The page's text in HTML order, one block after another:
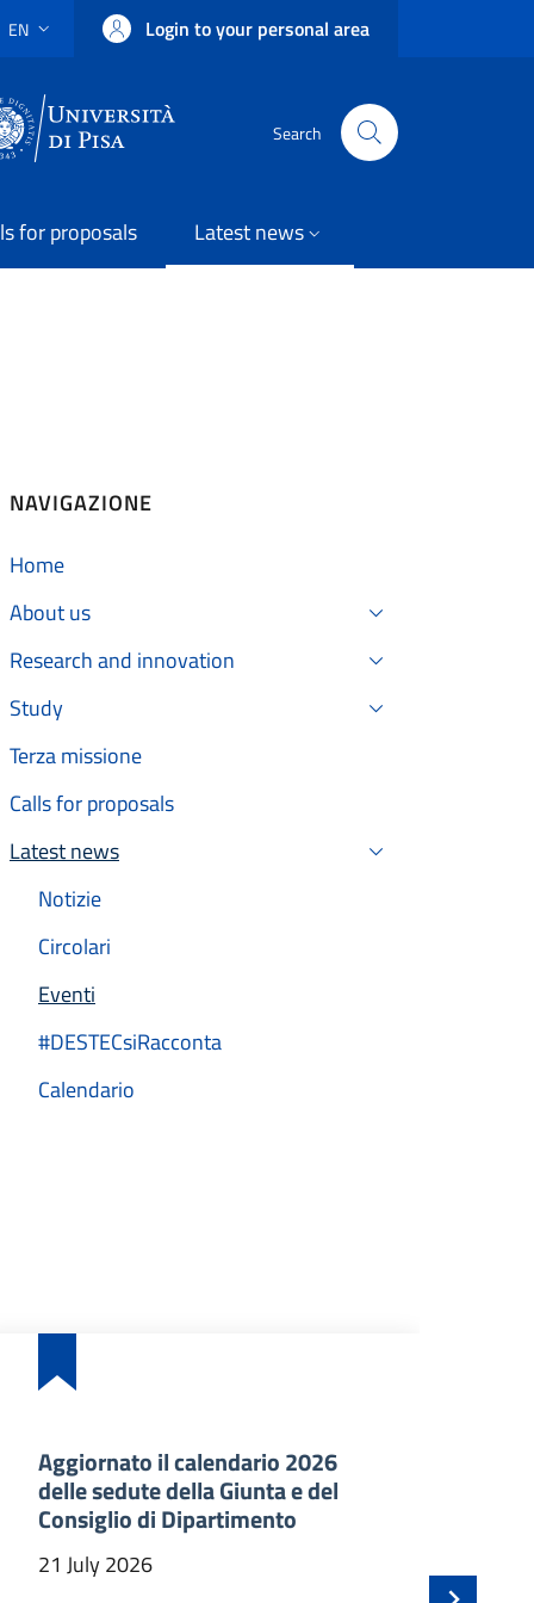
LANGUAGE SWITCHER: CURRENT LANGUAGE
EN
Login to your personal area
Search
for proposals Latest news
NAVIGAZIONE
Home
About us
Research and innovation
Study
Terza missione
Calls for proposals
Latest news
Active
Notizie
Circolari
Eventi
#DESTECsiRacconta
Calendario
Aggiornato il calendario 2026
delle sedute della Giunta e del
Consiglio di Dipartimento
21 July 2026